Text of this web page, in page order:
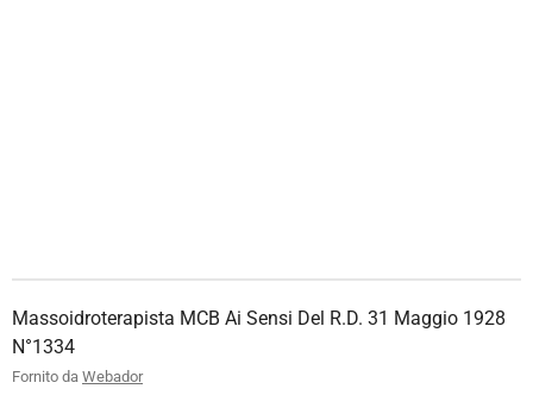
Massoidroterapista MCB Ai Sensi Del R.D. 31 Maggio 1928
N°1334
Fornito da Webador